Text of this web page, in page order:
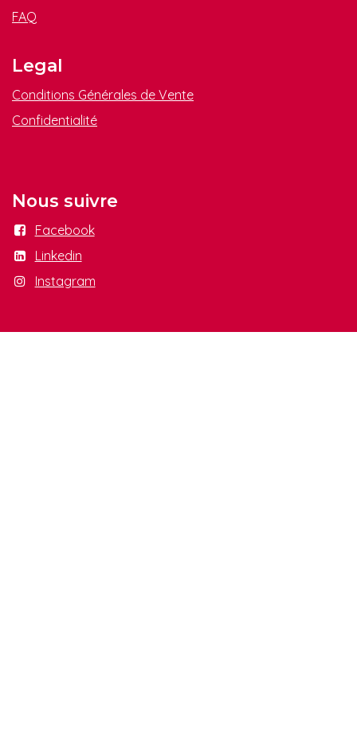
FAQ
Legal
Conditions Générales de Vente
Confidenti​alité
Nous suivre
Facebook
Linkedin
Instagram